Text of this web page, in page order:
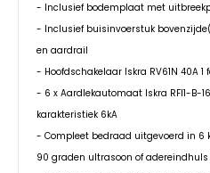
- Inclusief bodemplaat met
- Inclusief buisinvoerstuk
en aardrail
- Hoofdschakelaar Iskra RV61N 40A
- 6 x Aardlekautomaat Iskra RFI1-B-
karakteristiek 6kA
- Compleet bedraad uitgevoerd in 6
90 graden ultrasoon of